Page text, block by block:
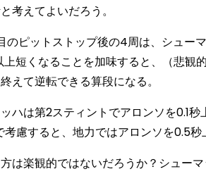
考えてよいだろう。
ピットストップ後の4周は、シュー
上短くなることを加味すると、（悲
えて逆転できる算段になる。
ハは第2スティントでアロンソを0.1
慮すると、地力ではアロンソを0.5秒
は楽観的ではないだろうか？シュー